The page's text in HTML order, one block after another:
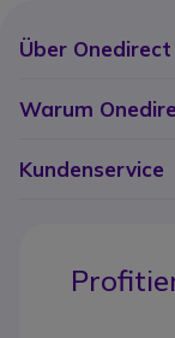
Über Onedirect
Warum
Kundenservice